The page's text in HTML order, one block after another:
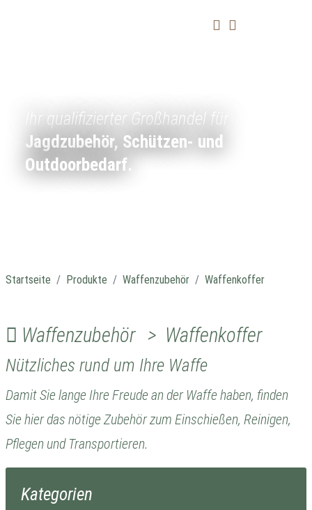
Ihr qualifizierter Großhandel für
Jagdzubehör, Schützen- und
Outdoorbedarf.
Startseite Produkte Waffenzubehör Waffenkoffer
Waffenzubehör > Waffenkoffer
Nützliches rund um Ihre Waffe
Damit Sie lange Ihre Freude an der Waffe haben, finden
Sie hier das nötige Zubehör zum Einschießen, Reinigen,
Pflegen und Transportieren.
Kategorien